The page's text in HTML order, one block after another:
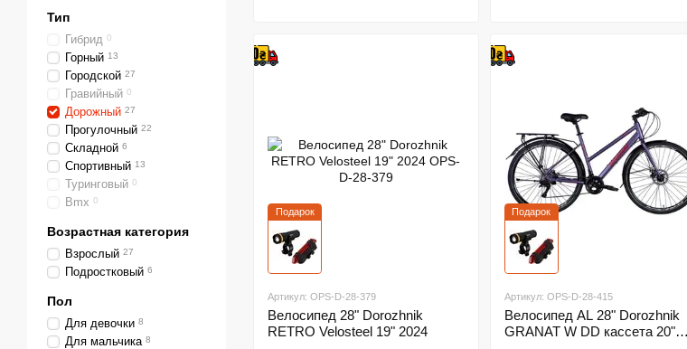
Подарок
Артикул: OPS-D-28-379
Велосипед 28" Dorozhnik
RETRO Velosteel 19" 2024
Подарок
Артикул: OPS-D-28-415
Велосипед AL 28" Dorozhnik
GRANAT W DD кассета 20"
Тип
Гибрид 0
Горный 13
Городской 27
Гравийный 0
Дорожный 27
Прогулочный 22
Складной 6
Спортивный 13
Туринговый 0
Bmx 0
Возрастная категория
Взрослый 27
Подростковый 6
Пол
Для девочки 8
Для мальчика 8